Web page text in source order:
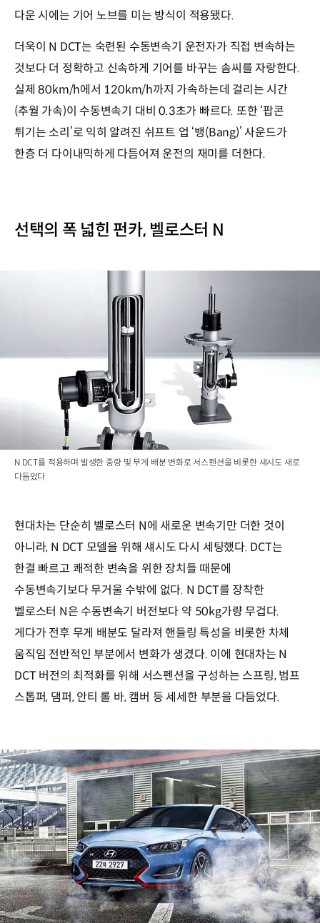
다운 시에는 기어 노브를 미는 방식이 적용됐다.
더욱이 N DCT는 숙련된 수동변속기 운전자가 직접 변속하는
것보다 더 정확하고 신속하게 기어를 바꾸는 솜씨를 자랑한다.
실제 80km/h에서 120km/h까지 가속하는데 걸리는 시간
(추월 가속)이 수동변속기 대비 0.3초가 빠르다. 또한 ‘팝콘
튀기는 소리’로 익히 알려진 쉬프트 업 ‘뱅(Bang)’ 사운드가
한층 더 다이내믹하게 다듬어져 운전의 재미를 더한다.
선택의 폭 넓힌 펀카, 벨로스터 N
N DCT를 적용하며 발생한 중량 및 무게 배분 변화로 서스펜션을 비롯한 섀시도 새로
다듬었다
현대차는 단순히 벨로스터 N에 새로운 변속기만 더한 것이
아니라, N DCT 모델을 위해 섀시도 다시 세팅했다. DCT는
한결 빠르고 쾌적한 변속을 위한 장치들 때문에
수동변속기보다 무거울 수밖에 없다. N DCT를 장착한
벨로스터 N은 수동변속기 버전보다 약 50kg가량 무겁다.
게다가 전후 무게 배분도 달라져 핸들링 특성을 비롯한 차체
움직임 전반적인 부분에서 변화가 생겼다. 이에 현대차는 N
DCT 버전의 최적화를 위해 서스펜션을 구성하는 스프링, 범프
스톱퍼, 댐퍼, 안티 롤 바, 캠버 등 세세한 부분을 다듬었다.